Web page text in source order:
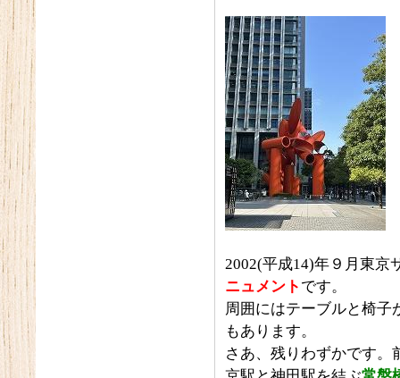
2002(平成14)年９月東京
ニュメント です。
周囲にはテーブルと椅子
もあります。
さあ、残りわずかです。